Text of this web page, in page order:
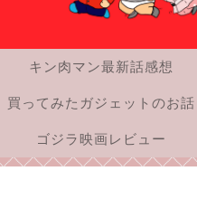
キン肉マン最新話感想
買ってみたガジェットのお話
ゴジラ映画レビュー